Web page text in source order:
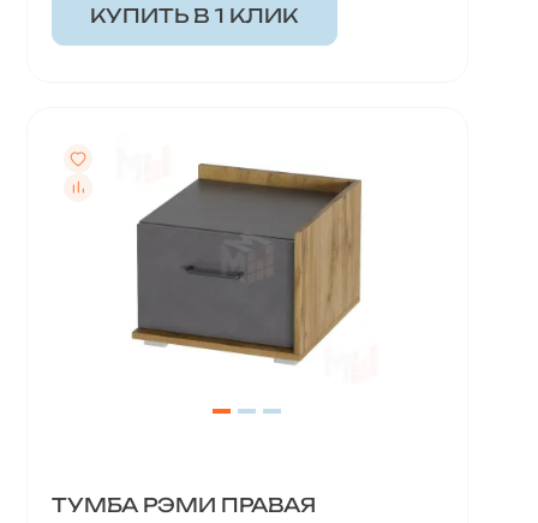
КУПИТЬ В 1 КЛИК
ТУМБА РЭМИ ПРАВАЯ